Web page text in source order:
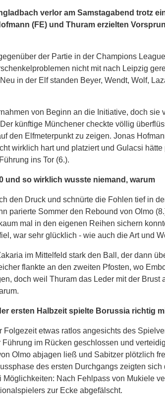
verlor am Samstagabend trotz
(FE) und Thuram erzielten
der Partie in der Champions
nicht mit nach Leipzig
in der Elf standen Beyer, Wendt, Wolf,
von Beginn an die Initiative, doch
künftige Münchener checkte völlig
den Elfmeterpunkt zu zeigen. Jonas
wirklich hart und platziert und Gulacsi
ins Tor (6.).
und so wirklich wusste niemand, warum
den Druck und schnürte die Fohlen tief in
parierte Sommer den Rebound von Olmo
mal in den eigenen Reihen sichern
war sehr glücklich - wie auch die Art und
im Mittelfeld stark den Ball, der dann
flankte an den zweiten Pfosten, wo
doch weil Thuram das Leder mit der
ersten Halbzeit spielte Borussia richtig
Folgezeit etwas ratlos angesichts des
im Rücken geschlossen und
Olmo abjagen ließ und Sabitzer plötzlich
des ersten Durchgangs zeigten
Möglichkeiten: Nach Fehlpass von Mukiele
zur Ecke abgefälscht.